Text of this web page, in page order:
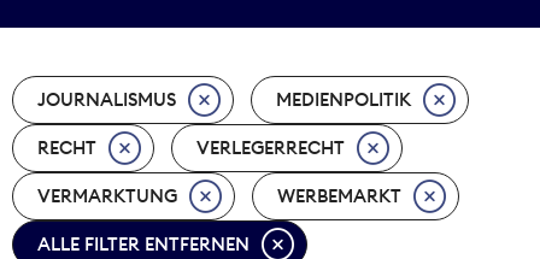
Nachhaltigkeit
Nachwuchs
Nova Award
JOURNALISMUS MEDIENPOLITIK
RECHT VERLEGERRECHT
VERMARKTUNG WERBEMARKT
ALLE FILTER ENTFERNEN